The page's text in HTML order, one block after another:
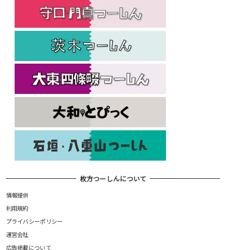
枚方つーしんについて
情報提供
利用規約
プライバシーポリシー
運営会社
広告掲載について